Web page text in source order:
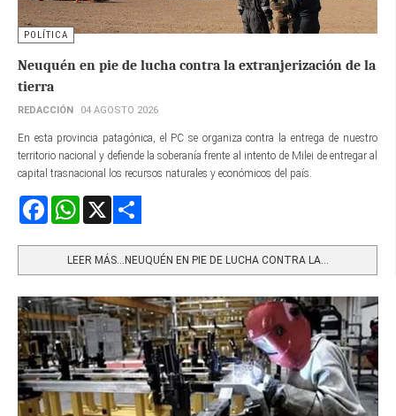
POLÍTICA
Neuquén en pie de lucha contra la extranjerización de la
tierra
REDACCIÓN 04 AGOSTO 2026
En esta provincia patagónica, el PC se organiza contra la entrega de nuestro
territorio nacional y defiende la soberanía frente al intento de Milei de entregar al
capital trasnacional los recursos naturales y económicos del país.
FacebookWhatsApp
LEER MÁS…NEUQUÉN EN PIE DE LUCHA CONTRA LA...